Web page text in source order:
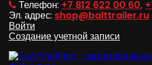
Телефон: +7 812 622 00 60,
Эл. адрес: shop@balttrailer.ru
Войти
Создание учетной записи